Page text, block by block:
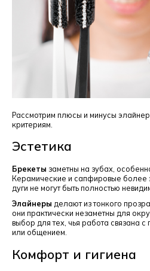
Рассмотрим плюсы и минусы
критериям.
Эстетика
Брекеты заметны на зубах,
Керамические и сапфировые более
дуги не могут быть полностью
Элайнеры делают из тонкого
они практически незаметны для
выбор для тех, чья работа связана
или общением.
Комфорт и гигиена